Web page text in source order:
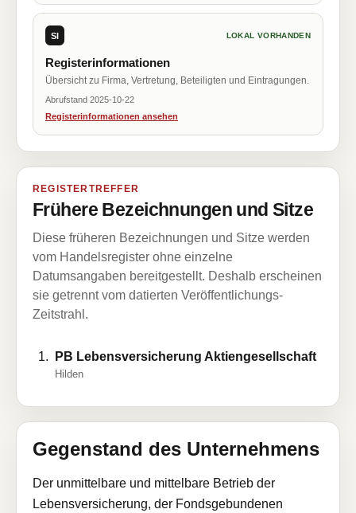
SI LOKAL VORHANDEN
Registerinformationen
Übersicht zu Firma, Vertretung, Beteiligten und Eintragungen.
Abrufstand 2025-10-22
Registerinformationen ansehen
REGISTERTREFFER
Frühere Bezeichnungen und Sitze
Diese früheren Bezeichnungen und Sitze werden
vom Handelsregister ohne einzelne
Datumsangaben bereitgestellt. Deshalb erscheinen
sie getrennt vom datierten Veröffentlichungs-
Zeitstrahl.
PB Lebensversicherung Aktiengesellschaft
Hilden
Gegenstand des Unternehmens
Der unmittelbare und mittelbare Betrieb der
Lebensversicherung, der Fondsgebundenen